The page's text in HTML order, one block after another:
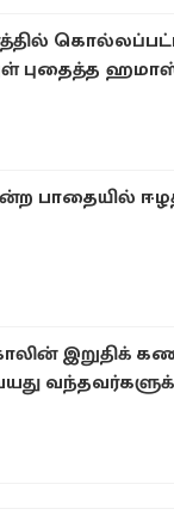
புதைத்த
பாதையில்